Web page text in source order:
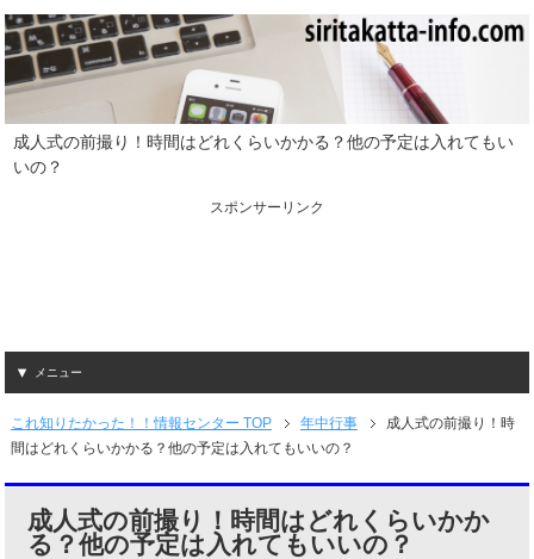
成人式の前撮り！時間はどれくらいかかる？他の予定は入れてもい
いの？
スポンサーリンク
メニュー
これ知りたかった！！情報センター TOP 年中行事
成人式の前撮り！時
間はどれくらいかかる？他の予定は入れてもいいの？
成人式の前撮り！時間はどれくらいかか
る？他の予定は入れてもいいの？